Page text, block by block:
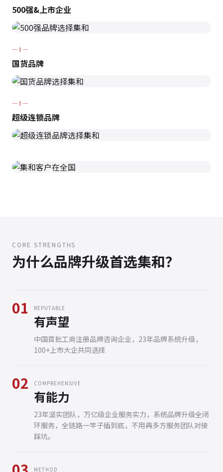
500强&上市企业
— I —
国货品牌
— I —
超级连锁品牌
CORE STRENGTHS
为什么品牌升级首选集和？
01 REPUTABLE
有声望
中国首批工商注册品牌咨询企业，23年品牌系统升级，
100+上市大企共同选择
02 COMPREHENSIVE
有能力
23年坚实团队，万亿级企业服务实力，系统品牌升级全闭
环服务，全链路一竿子插到底，不用再多方服务团队对接
踩坑。
METHOD